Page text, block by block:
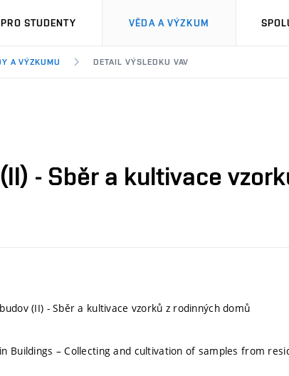
PRO STUDENTY VĚDA A VÝZKUM
A VÝZKUMU DETAIL VÝSLEDKU VAV
- Sběr a kultivace
(II) - Sběr a kultivace vzorků z rodinných domů
Buildings – Collecting and cultivation of samples from